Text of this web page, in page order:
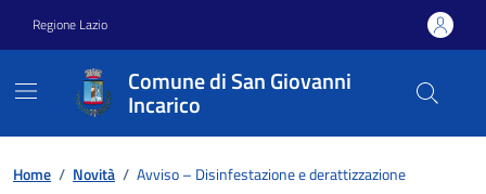
Regione Lazio
Comune di San Giovanni
Incarico
Home / Novità / Avviso – Disinfestazione e derattizzazione